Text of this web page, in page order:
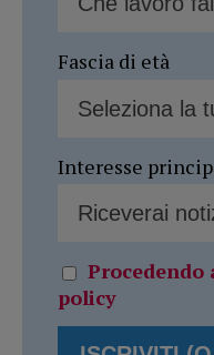
Fascia di età
Interesse
policy